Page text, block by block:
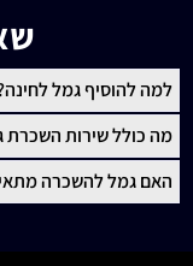
למה להוסיף גמל
מה כולל שירות השכרת
האם גמל להשכרה